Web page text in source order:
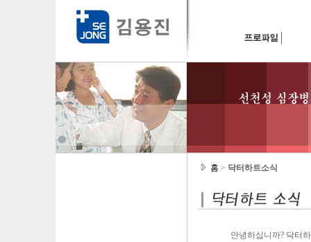
홈 > 닥터하트소식
안녕하십니까? 닥터